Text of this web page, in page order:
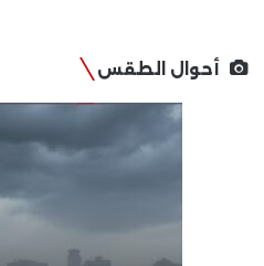
أحوال الطقس